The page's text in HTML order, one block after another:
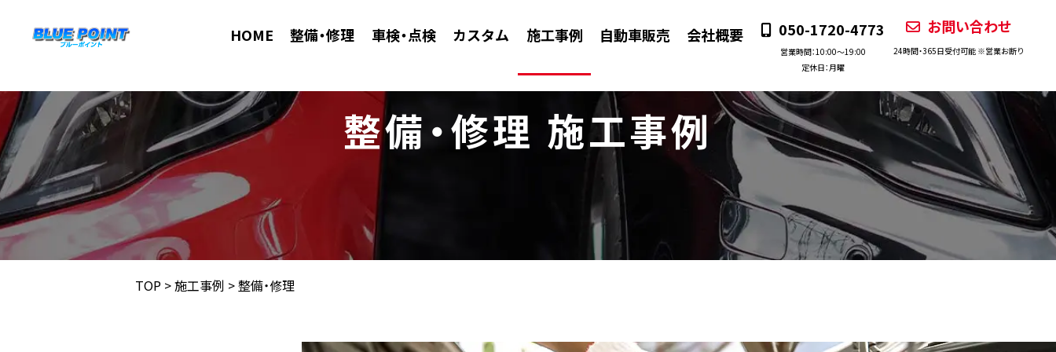
HOME 整備・修理 車検・点検 カスタム 施工事例 自動車販売 会社概要 050-1720-4773
営業時間：10:00〜19:00
定休日：月曜
お問い合わせ
24時間・365日受付可能 ※営業お断り
整備・修理 施工事例
TOP >施工事例 >整備・修理